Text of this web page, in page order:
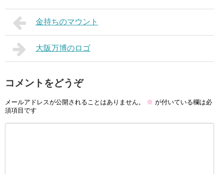
金持ちのマウント
大阪万博のロゴ
コメントをどうぞ
メールアドレスが公開されることはありません。 ※ が付いている欄は必
須項目です